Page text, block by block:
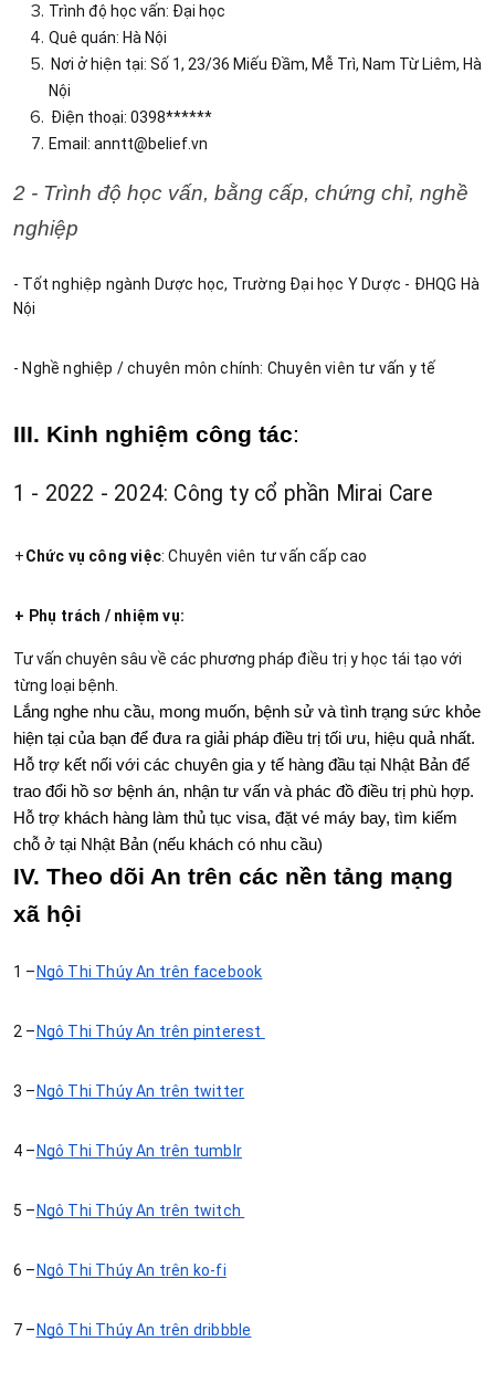
Trình độ học vấn: Đại học
Quê quán: Hà Nội
Nơi ở hiện tại: Số 1, 23/36 Miếu Đầm, Mễ Trì, Nam Từ Liêm, Hà
Nội
Điện thoại: 0398******
Email: anntt@belief.vn
2 - Trình độ học vấn, bằng cấp, chứng chỉ, nghề
nghiệp
- Tốt nghiệp ngành Dược học, Trường Đại học Y Dược - ĐHQG Hà
Nội
- Nghề nghiệp / chuyên môn chính: Chuyên viên tư vấn y tế
III. Kinh nghiệm công tác:
1 - 2022 - 2024: Công ty cổ phần Mirai Care
+Chức vụ công việc: Chuyên viên tư vấn cấp cao
+ Phụ trách / nhiệm vụ:
Tư vấn chuyên sâu về các phương pháp điều trị y học tái tạo với
từng loại bệnh.
Lắng nghe nhu cầu, mong muốn, bệnh sử và tình trạng sức khỏe
hiện tại của bạn để đưa ra giải pháp điều trị tối ưu, hiệu quả nhất.
Hỗ trợ kết nối với các chuyên gia y tế hàng đầu tại Nhật Bản để
trao đổi hồ sơ bệnh án, nhận tư vấn và phác đồ điều trị phù hợp.
Hỗ trợ khách hàng làm thủ tục visa, đặt vé máy bay, tìm kiếm
chỗ ở tại Nhật Bản (nếu khách có nhu cầu)
IV. Theo dõi An trên các nền tảng mạng
xã hội
1 – Ngô Thị Thúy An trên facebook
2 – Ngô Thị Thúy An trên pinterest
3 – Ngô Thị Thúy An trên twitter
4 – Ngô Thị Thúy An trên tumblr
5 – Ngô Thị Thúy An trên twitch
6 – Ngô Thị Thúy An trên ko-fi
7 – Ngô Thị Thúy An trên dribbble